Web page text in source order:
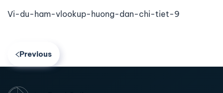
Vi-du-ham-vlookup-huong-dan-chi-tiet-9
Previous